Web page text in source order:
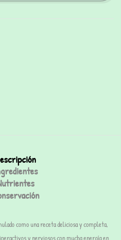
como una receta deliciosa y completa,
y nerviosos con mucha energía en